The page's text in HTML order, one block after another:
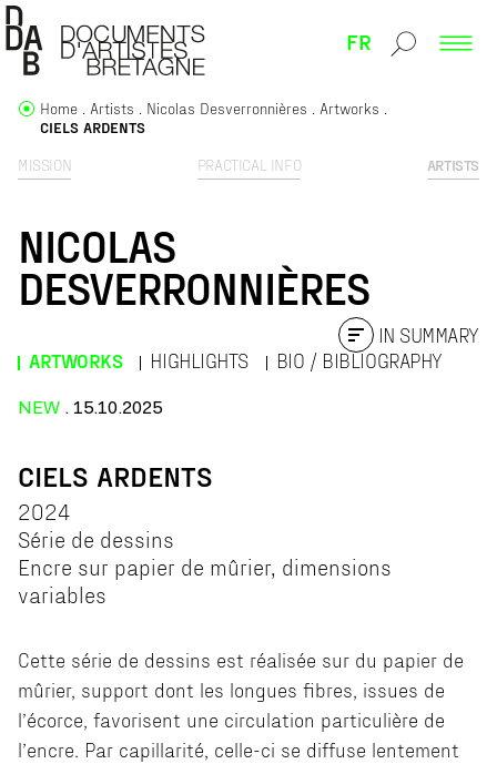
FR
MISSION PRACTICAL INFO ARTISTS
Home Artists Nicolas Desverronnières
Artworks
CIELS ARDENTS
NICOLAS
DESVERRONNIÈRES
ARTWORKS HIGHLIGHTS BIO / BIBLIOGRAPHY
IN SUMMARY
NEW . 15.10.2025
CIELS ARDENTS
2024
Série de dessins
Encre sur papier de mûrier, dimensions
variables
Cette série de dessins est réalisée sur du papier de
mûrier, support dont les longues fibres, issues de
l’écorce, favorisent une circulation particulière de
l’encre. Par capillarité, celle-ci se diffuse lentement